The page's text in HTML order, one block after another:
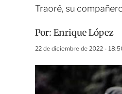
Traoré, su
Por: Enrique López
22 de diciembre de 2022 -